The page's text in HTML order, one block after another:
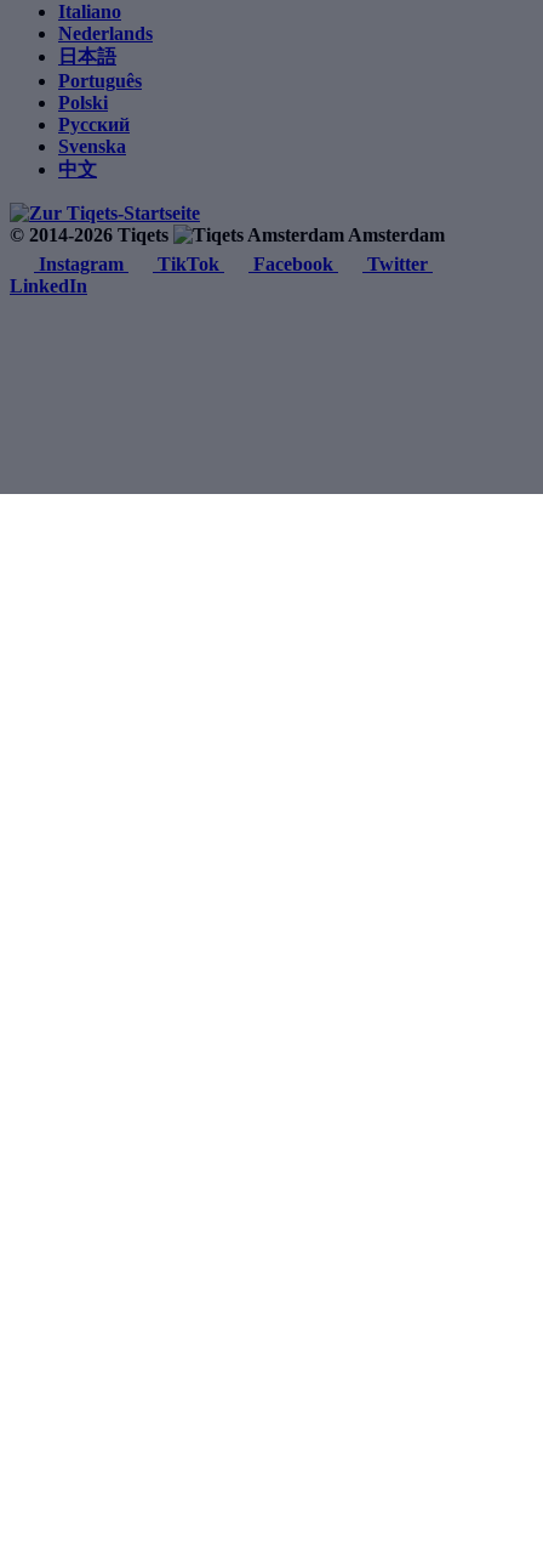
Italiano
Nederlands
日本語
Português
Polski
Русский
Svenska
中文
© 2014-2026 Tiqets
Amsterdam
Instagram
TikTok Facebook
Twitter
LinkedIn